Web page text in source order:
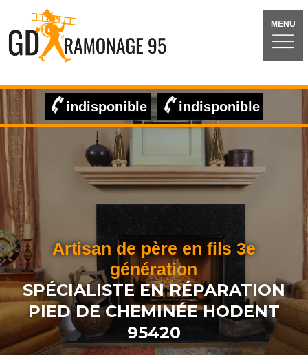
MENU
indisponible indisponible
Artisan de père en fils 3e
génération
SPÉCIALISTE EN RÉPARATION
PIED DE CHEMINÉE HODENT
95420